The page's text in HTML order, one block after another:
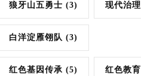
狼牙山五勇士 (3) 现代治理
白洋淀雁翎队 (3)
红色基因传承 (5) 红色教育